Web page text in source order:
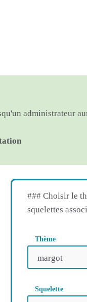
administrateur
### Choisir le
squelettes
Thème
Squelette